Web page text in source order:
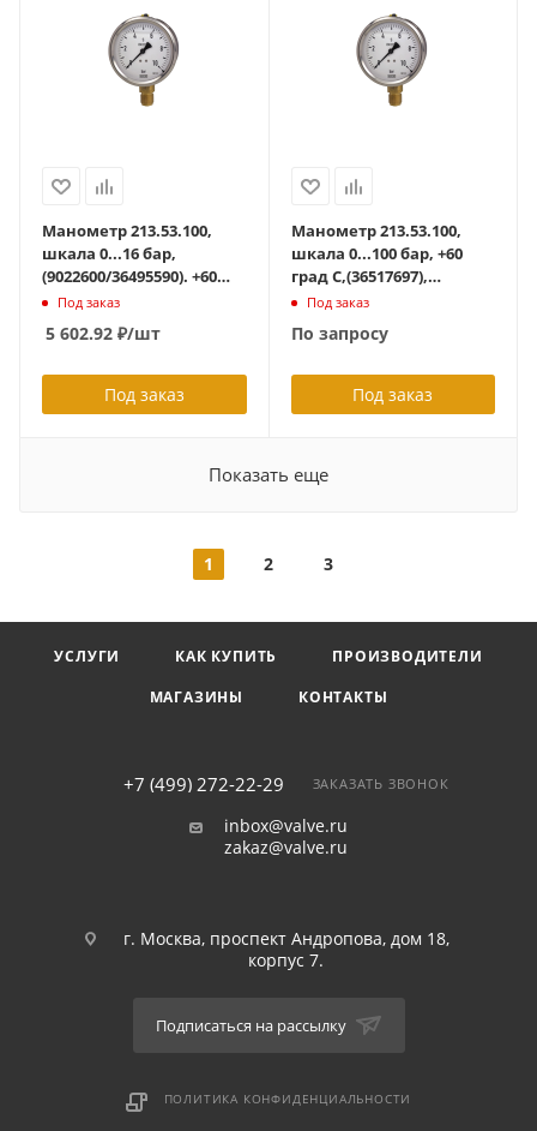
Манометр 213.53.100,
шкала 0...16 бар,
(9022600/36495590). +60
град С, радиальный
гидрозаполнением
Под заказ
5 602.92 ₽/шт
Под заказ
Манометр 213.53.100,
шкала 0...100 бар, +60
град С,(36517697),
подключение сзади
гидрозаполнением
Под заказ
По запросу
Под заказ
Показать еще
1 2 3
УСЛУГИ КАК КУПИТЬ
ПРОИЗВОДИТЕЛИ
МАГАЗИНЫ
КОНТАКТЫ
+7 (499) 272-22-29 ЗАКАЗАТЬ ЗВОНОК
inbox@valve.ru
zakaz@valve.ru
г. Москва, проспект Андропова, дом 18,
корпус 7.
Подписаться на рассылку
ПОЛИТИКА КОНФИДЕНЦИАЛЬНОСТИ